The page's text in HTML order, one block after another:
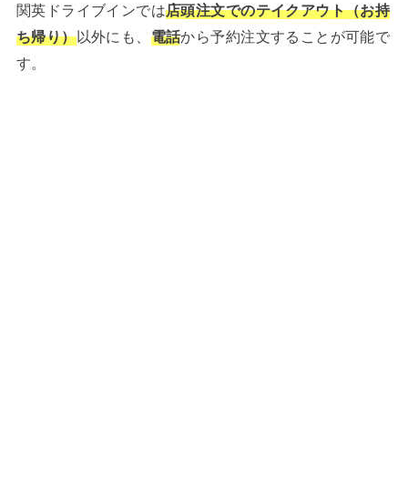
関英ドライブインでは店頭注文でのテイクアウト（お持
ち帰り）以外にも、 電話から予約注文することが可能で
す。